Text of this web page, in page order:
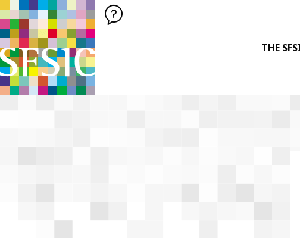
SFSIC SOCIÉTÉ FRANÇAISE DES SCIENCES DE L'INFORMATION & DE LA
Société Française des Sciences de
THE